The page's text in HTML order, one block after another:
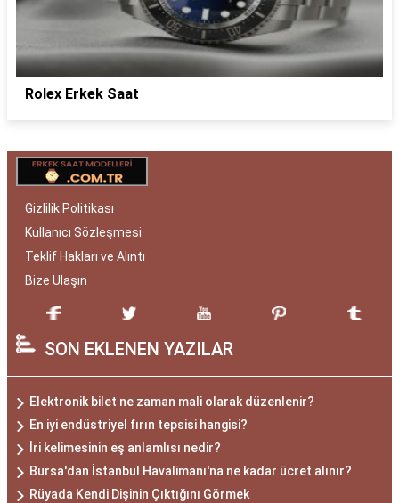
Rolex Erkek Saat
Gizlilik Politikası
Kullanıcı Sözleşmesi
Teklif Hakları ve Alıntı
Bize Ulaşın
SON EKLENEN YAZILAR
Elektronik bilet ne zaman mali olarak düzenlenir?
En iyi endüstriyel fırın tepsisi hangisi?
İri kelimesinin eş anlamlısı nedir?
Bursa'dan İstanbul Havalimanı'na ne kadar ücret alınır?
Rüyada Kendi Dişinin Çıktığını Görmek